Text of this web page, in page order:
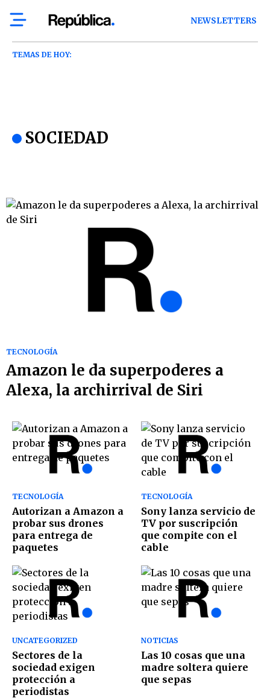
NEWSLETTERS
TEMAS DE HOY:
SOCIEDAD
TECNOLOGÍA
Amazon le da superpoderes a
Alexa, la archirrival de Siri
TECNOLOGÍA
Autorizan a Amazon a
probar sus drones
para entrega de
paquetes
TECNOLOGÍA
Sony lanza servicio de
TV por suscripción
que compite con el
cable
UNCATEGORIZED
Sectores de la
sociedad exigen
protección a
periodistas
NOTICIAS
Las 10 cosas que una
madre soltera quiere
que sepas